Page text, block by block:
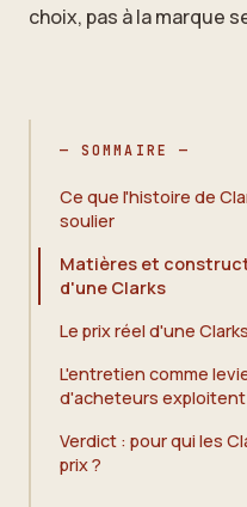
choix, pas à la marque
— SOMMAIRE —
Ce que l'histoire de
soulier
Matières et
d'une Clarks
Le prix réel d'une
L'entretien comme
d'acheteurs
Verdict : pour qui les
prix ?